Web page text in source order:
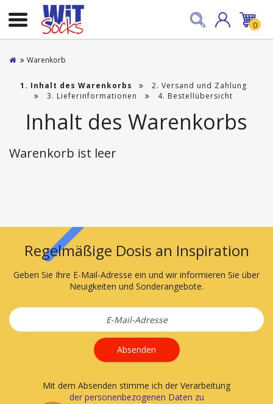
0
Warenkorb
Inhalt des Warenkorbs
Versand und Zahlung
Lieferinformationen
Bestellübersicht
Inhalt des Warenkorbs
Warenkorb ist leer
Regelmäßige Dosis an Inspiration
Geben Sie Ihre E-Mail-Adresse ein und wir informieren Sie über
Neuigkeiten und Sonderangebote.
Absenden
Mit dem Absenden stimme ich der Verarbeitung
der personenbezogenen Daten zu